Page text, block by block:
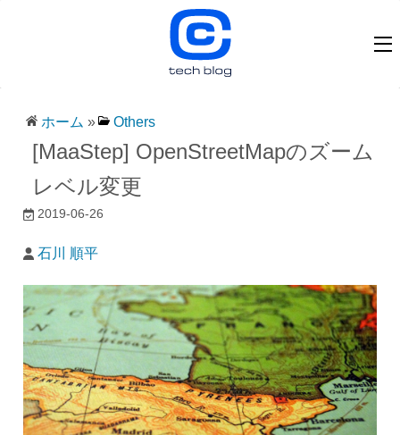
ホーム » Others
[MaaStep] OpenStreetMapのズーム
レベル変更
2019-06-26
石川 順平